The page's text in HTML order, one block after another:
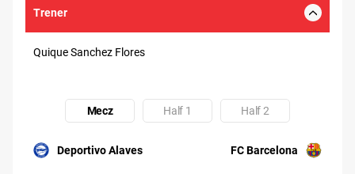
Trener
Quique Sanchez Flores
Mecz Half 1 Half 2
Uczestnik: Deportivo Alaves
Deportivo Alaves Uczestnik: FC Barcelona
FC Barcelona